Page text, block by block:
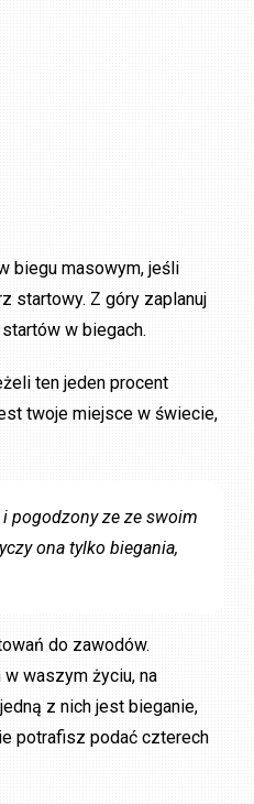
biegu masowym, jeśli
startowy. Z góry zaplanuj
w biegach.
ten jeden procent
twoje miejsce w świecie,
pogodzony ze ze swoim
ona tylko biegania,
do zawodów.
waszym życiu, na
z nich jest bieganie,
potrafisz podać czterech